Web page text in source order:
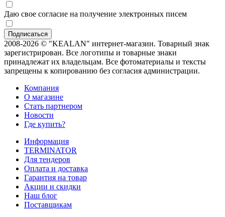
Даю свое согласие на получение электронных писем
2008-2026 © "KEALAN" интернет-магазин. Товарный знак
зарегистрирован. Все логотипы и товарные знаки
принадлежат их владельцам. Все фотоматериалы и тексты
запрещены к копированию без согласия администрации.
Компания
О магазине
Стать партнером
Новости
Где купить?
Информация
TERMINATOR
Для тендеров
Оплата и доставка
Гарантия на товар
Акции и скидки
Наш блог
Поставщикам